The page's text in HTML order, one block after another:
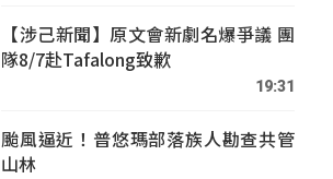
【涉己新聞】原文會新劇名爆爭議 團
隊8/7赴Tafalong致歉
19:31
颱風逼近！普悠瑪部落族人勘查共管
山林